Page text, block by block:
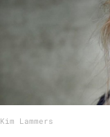
9 sept: GenAI-training
12 nov:
Vacatures
Kim Lammers